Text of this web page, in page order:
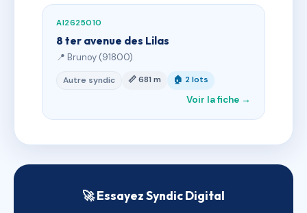
AI2625010
8 ter avenue des Lilas
📍 Brunoy (91800)
Autre syndic 📏 681 m 🏠 2 lots
Voir la fiche →
🚀 Essayez Syndic Digital